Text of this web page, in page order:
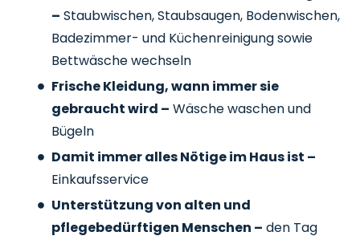
– Staubwischen, Staubsaugen, Bodenwischen,
Badezimmer- und Küchenreinigung sowie
Bettwäsche wechseln
Frische Kleidung, wann immer sie
gebraucht wird – Wäsche waschen und
Bügeln
Damit immer alles Nötige im Haus ist –
Einkaufsservice
Unterstützung von alten und
pflegebedürftigen Menschen – den Tag